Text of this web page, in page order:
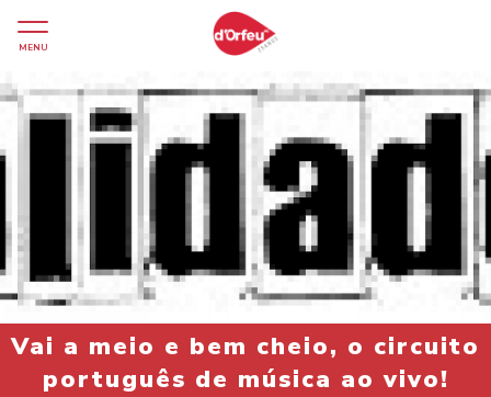
MENU
Vai a meio e bem cheio, o circuito
português de música ao vivo!